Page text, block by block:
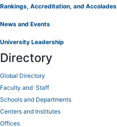
Rankings, Accreditation, and Accolades
News and Events
University Leadership
Directory
Global Directory
Faculty and Staff
Schools and Departments
Centers and Institutes
Offices